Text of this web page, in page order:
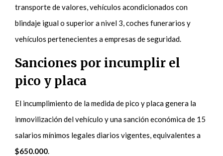
transporte de valores, vehículos acondicionados con
blindaje igual o superior a nivel 3, coches funerarios y
vehículos pertenecientes a empresas de seguridad.
Sanciones por incumplir el
pico y placa
El incumplimiento de la medida de pico y placa genera la
inmovilización del vehículo y una sanción económica de 15
salarios mínimos legales diarios vigentes, equivalentes a
$650.000